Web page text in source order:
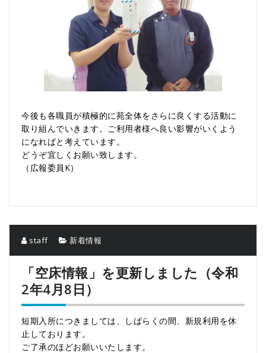
今後も各職員が積極的に苑全体をさらに良くする活動に
取り組んでいきます。ご利用者様へ良い影響がいくよう
になればと考えています。
どうぞ宜しくお願い致します。
（広報委員K）
staff 新着情報
「空床情報」を更新しました（令和
2年4月8日）
短期入所につきましては、しばらくの間、新規利用を休
止しております。
ご了承のほどお願いいたします。